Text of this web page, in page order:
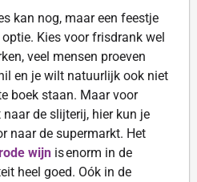
kan nog, maar een feestje
Kies voor frisdrank wel
veel mensen proeven
en je wilt natuurlijk ook niet
boek staan. Maar voor
de slijterij, hier kun je
naar de supermarkt. Het
wijn is enorm in de
heel goed. Oók in de